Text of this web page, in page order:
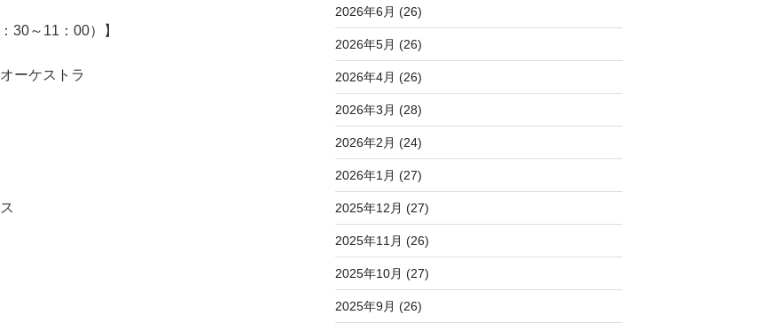
30～11：00）】
ーケストラ
2026年6月 (26)
2026年5月 (26)
2026年4月 (26)
2026年3月 (28)
2026年2月 (24)
2026年1月 (27)
2025年12月 (27)
2025年11月 (26)
2025年10月 (27)
2025年9月 (26)